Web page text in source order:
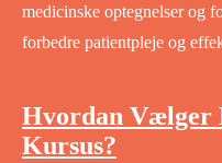
medicinske optegnelser og
forbedre patientpleje og
Hvordan Vælger
Kursus?